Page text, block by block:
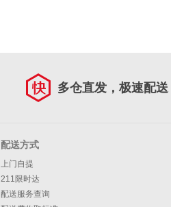
多仓直发，极速配送
配送方式
上门自提
211限时达
配送服务查询